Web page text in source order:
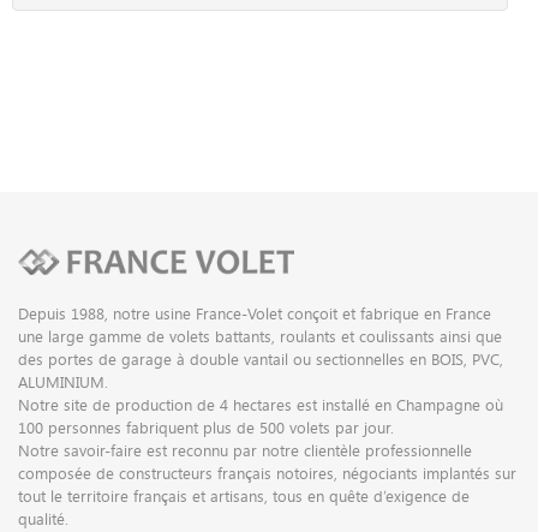
Depuis 1988, notre usine France-Volet conçoit et fabrique en France
une large gamme de volets battants, roulants et coulissants ainsi que
des portes de garage à double vantail ou sectionnelles en BOIS, PVC,
ALUMINIUM.
Notre site de production de 4 hectares est installé en Champagne où
100 personnes fabriquent plus de 500 volets par jour.
Notre savoir-faire est reconnu par notre clientèle professionnelle
composée de constructeurs français notoires, négociants implantés sur
tout le territoire français et artisans, tous en quête d’exigence de
qualité.